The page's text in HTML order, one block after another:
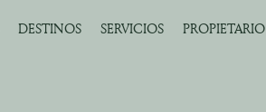
DESTINOS SERVICIOS PROPIETARIO